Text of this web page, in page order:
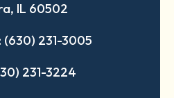
tab
tab
IL 60502
231-3005
231-3224